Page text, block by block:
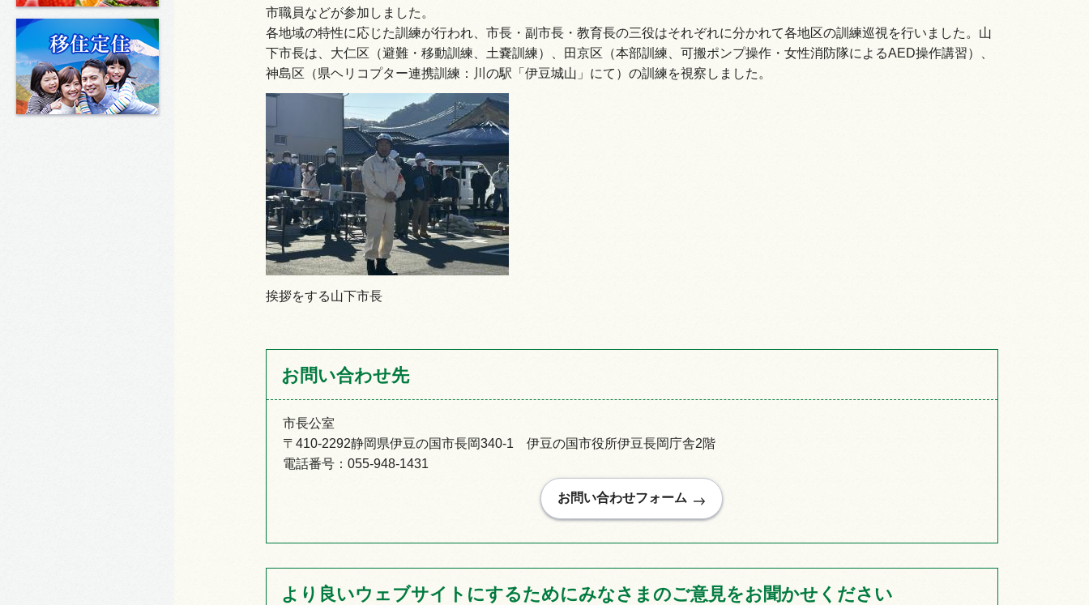
市職員などが参加しました。
各地域の特性に応じた訓練が行われ、市長・副市長・教育長の三役はそれぞれに分かれて各地区の訓練巡視を行いました。山
下市長は、大仁区（避難・移動訓練、土嚢訓練）、田京区（本部訓練、可搬ポンプ操作・女性消防隊によるAED操作講習）、
神島区（県ヘリコプター連携訓練：川の駅「伊豆城山」にて）の訓練を視察しました。
挨拶をする山下市長
お問い合わせ先
市長公室
〒410-2292静岡県伊豆の国市長岡340-1 伊豆の国市役所伊豆長岡庁舎2階
電話番号：055-948-1431
より良いウェブサイトにするためにみなさまのご意見をお聞かせください